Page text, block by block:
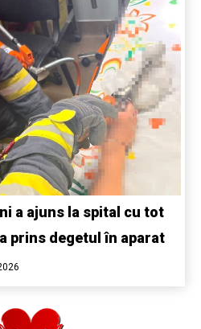
a ajuns la spital cu tot
prins degetul în aparat